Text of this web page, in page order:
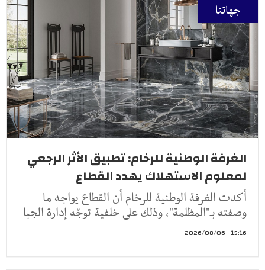
جهاتنا
الغرفة الوطنية للرخام: تطبيق الأثر الرجعي
لمعلوم الاستهلاك يهدد القطاع
أكدت الغرفة الوطنية للرخام أن القطاع يواجه ما
وصفته بـ"المظلمة"، وذلك على خلفية توجّه إدارة الجبا
15:16 - 2026/08/06